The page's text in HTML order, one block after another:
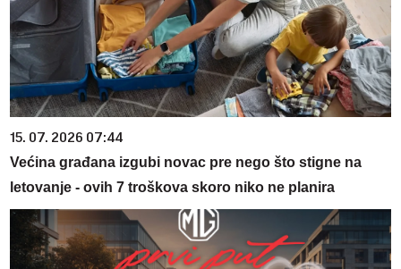
15. 07. 2026 07:44
Većina građana izgubi novac pre nego što stigne na
letovanje - ovih 7 troškova skoro niko ne planira